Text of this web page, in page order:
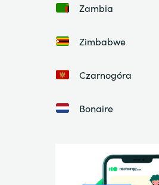
Zambia
Zimbabwe
Czarnogóra
Bonaire